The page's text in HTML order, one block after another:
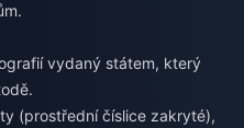
vydaný státem, který
(prostřední číslice zakryté),